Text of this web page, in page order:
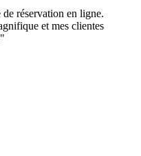
réservation en ligne.
et mes clientes
"